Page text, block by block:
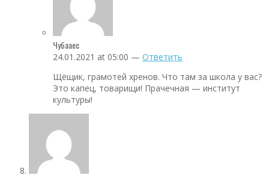
Чубааес
24.01.2021 at 05:00 — Ответить
Щёщик, грамотей хренов. Что там за школа у вас?
Это капец, товарищи! Прачечная — институт
культуры!